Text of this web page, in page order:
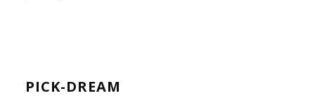
PICK-DREAM